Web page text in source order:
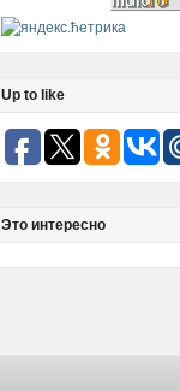
Up to like
Это интересно